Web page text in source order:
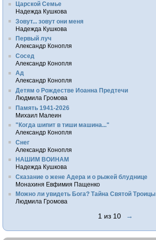
Царской Семье
Надежда Кушкова
Зовут... зовут они меня
Надежда Кушкова
Первый луч
Александр Конопля
Сосед
Александр Конопля
Ад
Александр Конопля
Детям о Рождестве Иоанна Предтечи
Людмила Громова
Память 1941-2026
Михаил Малеин
"Когда шипит в тиши машина..."
Александр Конопля
Снег
Александр Конопля
НАШИМ ВОИНАМ
Надежда Кушкова
Сказание о жене Адера и о рыжей блуднице
Монахиня Евфимия Пащенко
Можно ли увидеть Бога? Тайна Святой Троицы
Людмила Громова
1 из 10 →